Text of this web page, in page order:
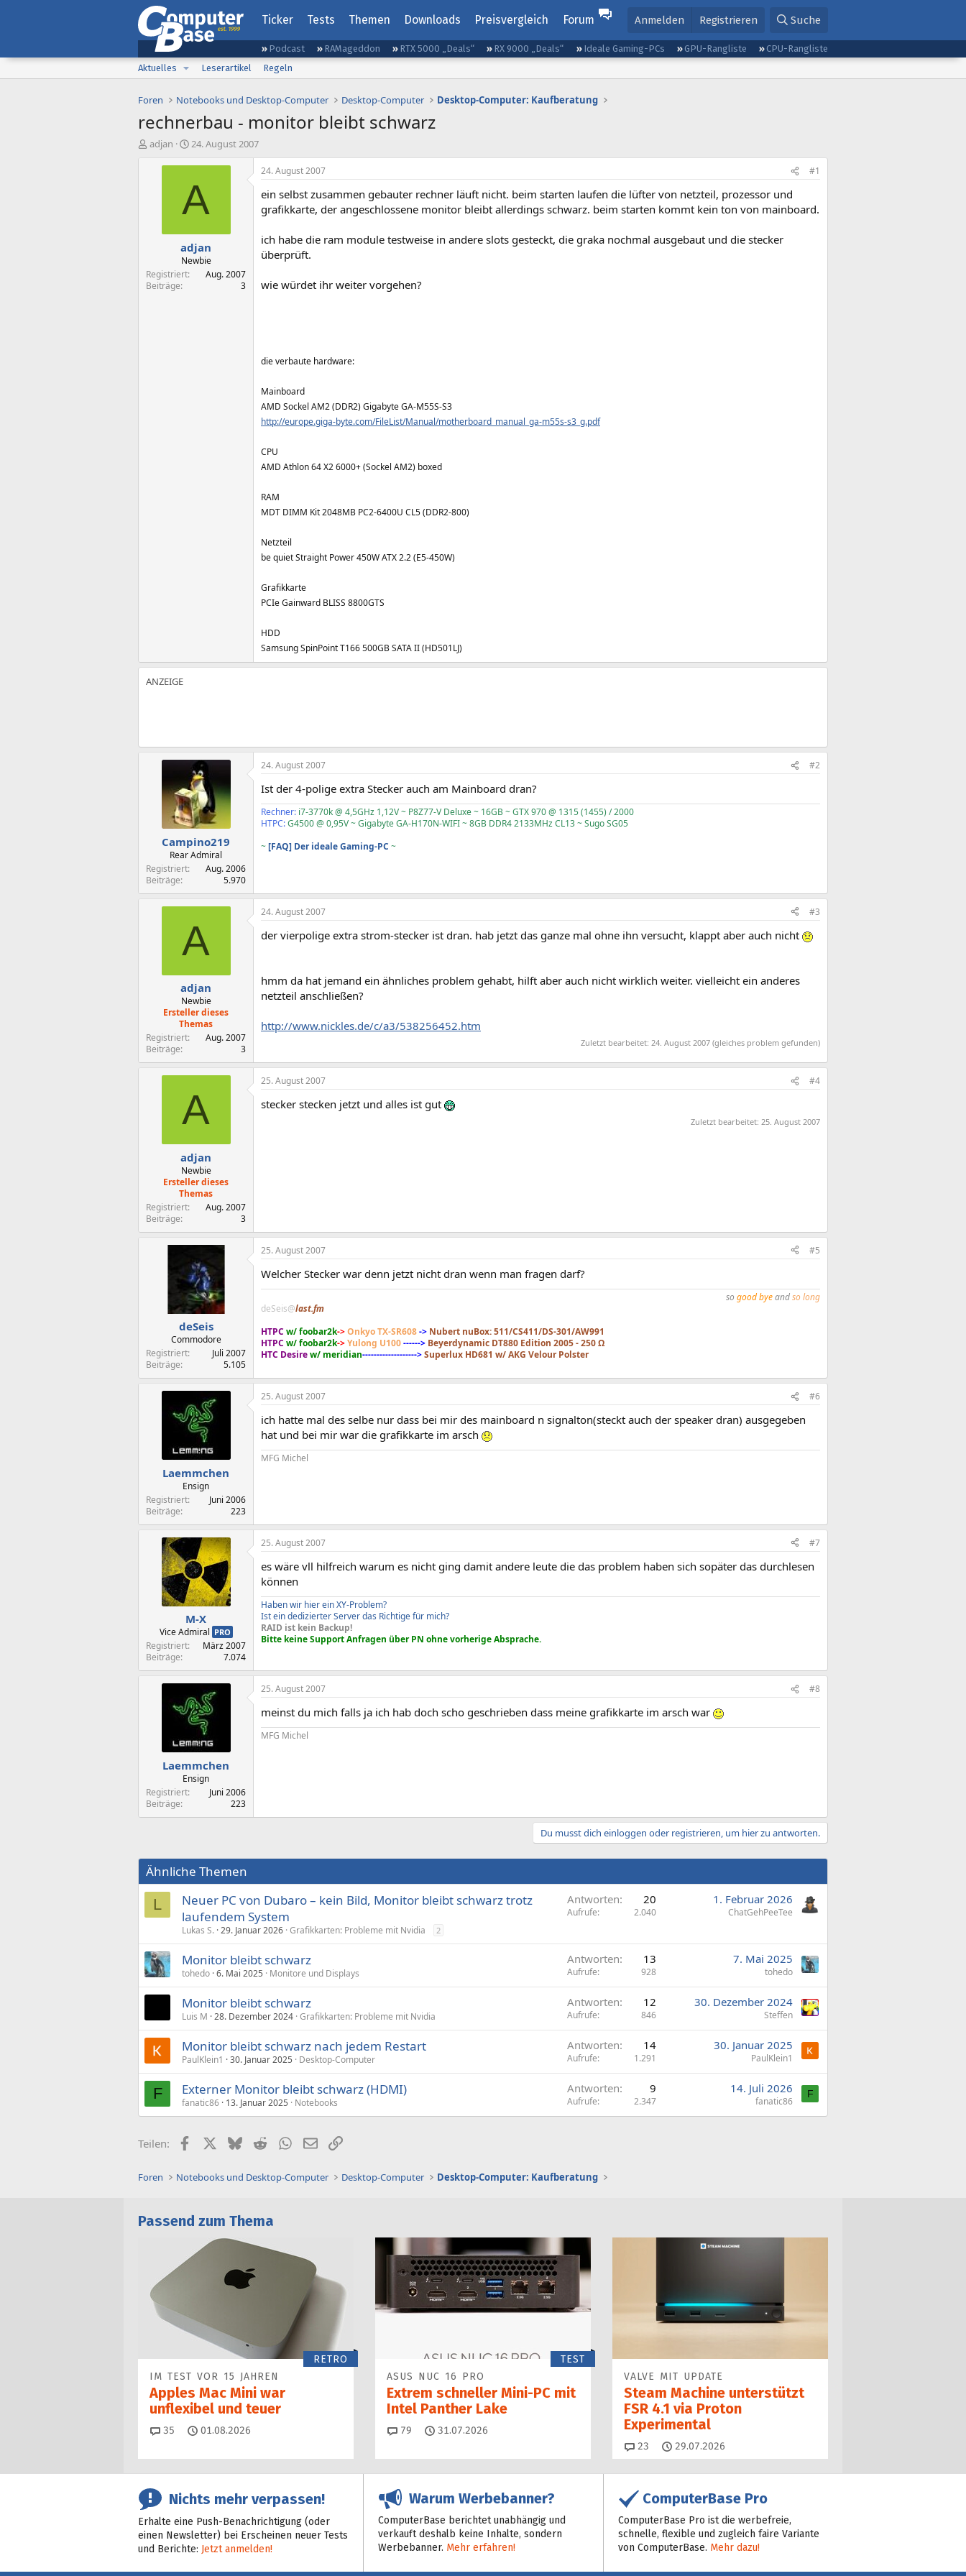
Ticker Tests Themen Downloads Preisvergleich Forum Anmelden Registrieren Suche
Podcast RAMageddon RTX 5000 „Deals“ RX 9000 „Deals“ Ideale Gaming-PCs GPU-Rangliste
CPU-Rangliste
Aktuelles
Leserartikel Regeln
Foren Notebooks und Desktop-Computer Desktop-Computer Desktop-Computer: Kaufberatung
rechnerbau - monitor bleibt schwarz
E
adjan
E
s
e
l
t
a
m
24. August 2007
A
adjan
Newbie
Registriert
Aug. 2007
Beiträge
3
24. August 2007 #1
ein selbst zusammen gebauter rechner läuft nicht. beim starten laufen die lüfter von netzteil, prozessor und
grafikkarte, der angeschlossene monitor bleibt allerdings schwarz. beim starten kommt kein ton von mainboard.
ich habe die ram module testweise in andere slots gesteckt, die graka nochmal ausgebaut und die stecker
überprüft.
wie würdet ihr weiter vorgehen?
die verbaute hardware:
Mainboard
AMD Sockel AM2 (DDR2) Gigabyte GA-M55S-S3
http://europe.giga-byte.com/FileList/Manual/motherboard_manual_ga-m55s-s3_g.pdf
CPU
AMD Athlon 64 X2 6000+ (Sockel AM2) boxed
RAM
MDT DIMM Kit 2048MB PC2-6400U CL5 (DDR2-800)
Netzteil
be quiet Straight Power 450W ATX 2.2 (E5-450W)
Grafikkarte
PCIe Gainward BLISS 8800GTS
HDD
Samsung SpinPoint T166 500GB SATA II (HD501LJ)
Campino219
Rear Admiral
Registriert
Aug. 2006
Beiträge
5.970
24. August 2007 #2
Ist der 4-polige extra Stecker auch am Mainboard dran?
Rechner: i7-3770k @ 4,5GHz 1,12V ~ P8Z77-V Deluxe ~ 16GB ~ GTX 970 @ 1315 (1455) / 2000
HTPC:G4500 @ 0,95V ~ Gigabyte GA-H170N-WIFI ~ 8GB DDR4 2133MHz CL13 ~ Sugo SG05
~[FAQ] Der ideale Gaming-PC ~
A
adjan
Newbie
Ersteller dieses
Themas
Registriert
Aug. 2007
Beiträge
3
24. August 2007 #3
der vierpolige extra strom-stecker ist dran. hab jetzt das ganze mal ohne ihn versucht, klappt aber auch nicht
hmm da hat jemand ein ähnliches problem gehabt, hilft aber auch nicht wirklich weiter. vielleicht ein anderes
netzteil anschließen?
http://www.nickles.de/c/a3/538256452.htm
Zuletzt bearbeitet: 24. August 2007 (gleiches problem gefunden)
A
adjan
Newbie
Ersteller dieses
Themas
Registriert
Aug. 2007
Beiträge
3
25. August 2007 #4
stecker stecken jetzt und alles ist gut
Zuletzt bearbeitet: 25. August 2007
deSeis
Commodore
Registriert
Juli 2007
Beiträge
5.105
25. August 2007 #5
Welcher Stecker war denn jetzt nicht dran wenn man fragen darf?
so good byeandso long
deSeis@last.fm
HTPC w/ foobar2k->Onkyo TX-SR608-> Nubert nuBox: 511/CS411/DS-301/AW991
HTPC w/ foobar2k->Yulong U100------> Beyerdynamic DT880 Edition 2005 - 250 Ω
HTC Desirew/ meridian------------------->Superlux HD681 w/ AKG Velour Polster
Laemmchen
Ensign
Registriert
Juni 2006
Beiträge
223
25. August 2007 #6
ich hatte mal des selbe nur dass bei mir des mainboard n signalton(steckt auch der speaker dran) ausgegeben
hat und bei mir war die grafikkarte im arsch
MFG Michel
M-X
Vice Admiral PRO
Registriert
März 2007
Beiträge
7.074
25. August 2007 #7
es wäre vll hilfreich warum es nicht ging damit andere leute die das problem haben sich sopäter das durchlesen
können
Haben wir hier ein XY-Problem?
Ist ein dedizierter Server das Richtige für mich?
RAID ist kein Backup!
Bitte keine Support Anfragen über PN ohne vorherige Absprache.
Laemmchen
Ensign
Registriert
Juni 2006
Beiträge
223
25. August 2007 #8
meinst du mich falls ja ich hab doch scho geschrieben dass meine grafikkarte im arsch war
MFG Michel
Du musst dich einloggen oder registrieren, um hier zu antworten.
Ähnliche Themen
L
Neuer PC von Dubaro – kein Bild, Monitor bleibt schwarz trotz
laufendem System
Lukas S. 29. Januar 2026 Grafikkarten: Probleme mit Nvidia 2
Antworten 20
Aufrufe 2.040
1. Februar 2026
ChatGehPeeTee
Monitor bleibt schwarz
tohedo 6. Mai 2025 Monitore und Displays
Antworten 13
Aufrufe 928
7. Mai 2025
tohedo
Monitor bleibt schwarz
Luis M 28. Dezember 2024 Grafikkarten: Probleme mit Nvidia
Antworten 12
Aufrufe 846
30. Dezember 2024
Steffen
Monitor bleibt schwarz nach jedem Restart
PaulKlein1 30. Januar 2025 Desktop-Computer
Antworten 14
Aufrufe 1.291
30. Januar 2025
PaulKlein1
F Externer Monitor bleibt schwarz (HDMI)
fanatic86 13. Januar 2025 Notebooks
Antworten 9
Aufrufe 2.347
14. Juli 2026
fanatic86
F
Teilen: FacebookX (Twitter)
BlueskyRedditWhatsApp
E-MailLink
Foren Notebooks und Desktop-Computer Desktop-Computer Desktop-Computer: Kaufberatung
Passend zum Thema
RETRO
IM TEST VOR 15 JAHREN
Apples Mac Mini war
unflexibel und teuer
35 Kommentare
01.08.2026
TEST
ASUS NUC 16 PRO
Extrem schneller Mini-PC mit
Intel Panther Lake
79 Kommentare
31.07.2026
VALVE MIT UPDATE
Steam Machine unterstützt
FSR 4.1 via Proton
Experimental
23 Kommentare
29.07.2026
Nichts mehr verpassen!
Erhalte eine Push-Benachrichtigung (oder
einen Newsletter) bei Erscheinen neuer Tests
und Berichte: Jetzt anmelden!
Warum Werbebanner?
ComputerBase berichtet unabhängig und
verkauft deshalb keine Inhalte, sondern
Werbebanner. Mehr erfahren!
ComputerBase Pro
ComputerBase Pro ist die werbefreie,
schnelle, flexible und zugleich faire Variante
von ComputerBase. Mehr dazu!